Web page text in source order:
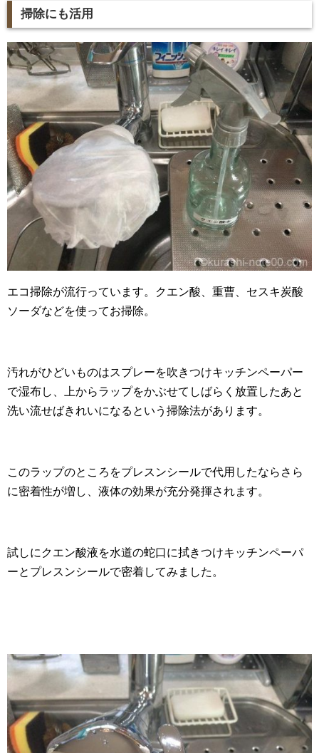
掃除にも活用
エコ掃除が流行っています。クエン酸、重曹、セスキ炭酸
ソーダなどを使ってお掃除。
汚れがひどいものはスプレーを吹きつけキッチンペーパー
で湿布し、上からラップをかぶせてしばらく放置したあと
洗い流せばきれいになるという掃除法があります。
このラップのところをプレスンシールで代用したならさら
に密着性が増し、液体の効果が充分発揮されます。
試しにクエン酸液を水道の蛇口に拭きつけキッチンペーパ
ーとプレスンシールで密着してみました。